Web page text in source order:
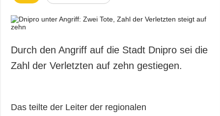
Durch den Angriff auf die Stadt Dnipro sei die
Zahl der Verletzten auf zehn gestiegen.
Das teilte der Leiter der regionalen